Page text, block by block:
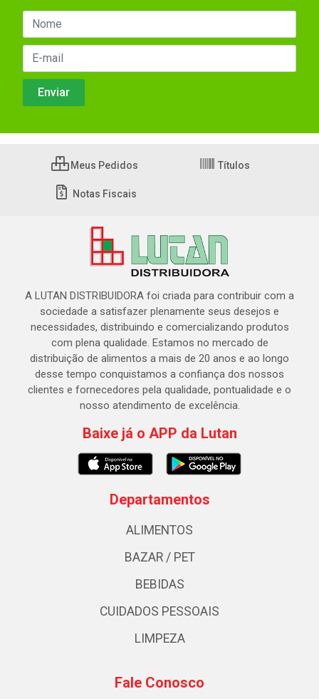
Meus Pedidos Títulos
Notas Fiscais
A LUTAN DISTRIBUIDORA foi criada para contribuir com a
sociedade a satisfazer plenamente seus desejos e
necessidades, distribuindo e comercializando produtos
com plena qualidade. Estamos no mercado de
distribuição de alimentos a mais de 20 anos e ao longo
desse tempo conquistamos a confiança dos nossos
clientes e fornecedores pela qualidade, pontualidade e o
nosso atendimento de excelência.
Baixe já o APP da Lutan
Departamentos
ALIMENTOS
BAZAR / PET
BEBIDAS
CUIDADOS PESSOAIS
LIMPEZA
Fale Conosco